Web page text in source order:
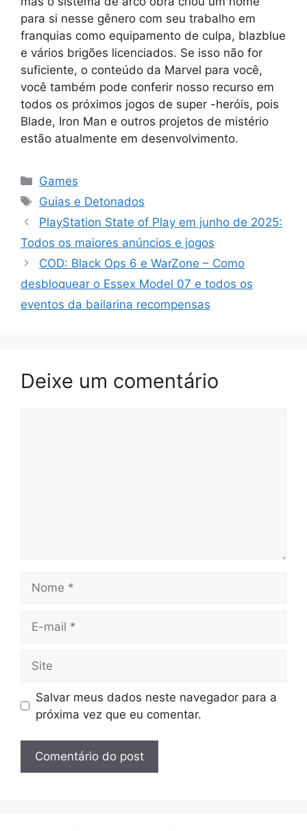
para si nesse gênero com seu trabalho em
franquias como equipamento de culpa, blazblue
e vários brigões licenciados. Se isso não for
suficiente, o conteúdo da Marvel para você,
você também pode conferir nosso recurso em
todos os próximos jogos de super -heróis, pois
Blade, Iron Man e outros projetos de mistério
estão atualmente em desenvolvimento.
Categorias
Games
Tags
Guias e Detonados
PlayStation State of Play em junho de 2025:
Todos os maiores anúncios e jogos
COD: Black Ops 6 e WarZone – Como
desbloquear o Essex Model 07 e todos os
eventos da bailarina recompensas
Deixe um comentário
mail
Salvar meus dados neste navegador para a
próxima vez que eu comentar.